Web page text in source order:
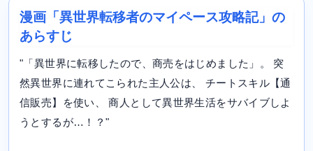
漫画「異世界転移者のマイペース攻略記」の
あらすじ
"「異世界に転移したので、商売をはじめました」。 突
然異世界に連れてこられた主人公は、 チートスキル【通
信販売】を使い、 商人として異世界生活をサバイブしよ
うとするが…！？"